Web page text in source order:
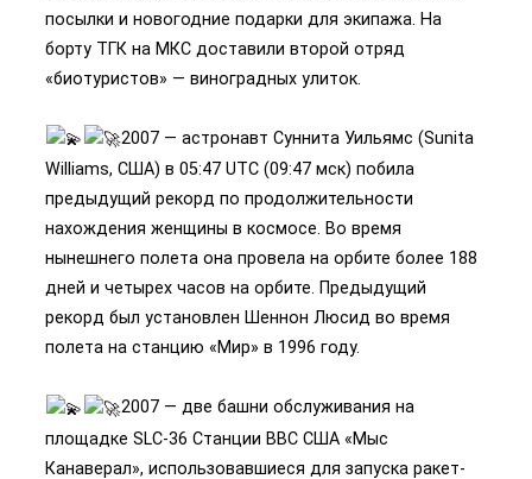
посылки и новогодние подарки для экипажа. На
борту ТГК на МКС доставили второй отряд
«биотуристов» — виноградных улиток.
2007 — астронавт Суннита Уильямс (Sunita
Williams, США) в 05:47 UTC (09:47 мск) побила
предыдущий рекорд по продолжительности
нахождения женщины в космосе. Во время
нынешнего полета она провела на орбите более 188
дней и четырех часов на орбите. Предыдущий
рекорд был установлен Шеннон Люсид во время
полета на станцию «Мир» в 1996 году.
2007 — две башни обслуживания на
площадке SLC-36 Станции ВВС США «Мыс
Канаверал», использовавшиеся для запуска ракет-